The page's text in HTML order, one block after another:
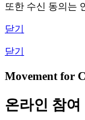
또한 수신 동의는
닫기
닫기
Movement for
온라인 참여